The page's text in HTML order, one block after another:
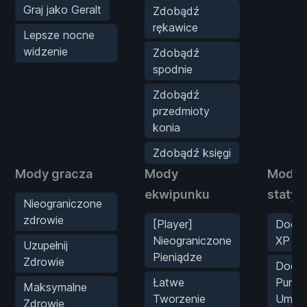
Graj jako Geralt
Lepsze nocne
widzenie
Zdobądź
rękawice
Zdobądź
spodnie
Zdobądź
przedmioty
konia
Zdobądź księgi
Mody gracza
Nieograniczone
zdrowie
Uzupełnij
Zdrowie
Maksymalne
Zdrowie
Mody
ekwipunku
[Player]
Nieograniczone
Pieniądze
Łatwe
Tworzenie
Mody
XP